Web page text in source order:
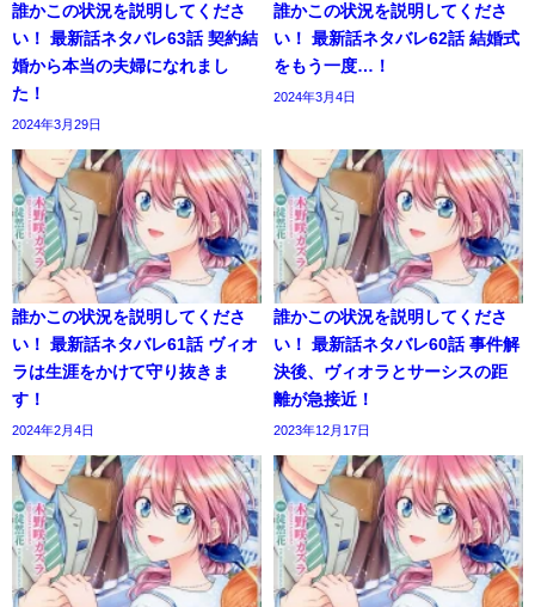
誰かこの状況を説明してくださ
い！ 最新話ネタバレ63話 契約結
婚から本当の夫婦になれまし
た！
2024年3月29日
誰かこの状況を説明してくださ
い！ 最新話ネタバレ62話 結婚式
をもう一度…！
2024年3月4日
誰かこの状況を説明してくださ
い！ 最新話ネタバレ61話 ヴィオ
ラは生涯をかけて守り抜きま
す！
2024年2月4日
誰かこの状況を説明してくださ
い！ 最新話ネタバレ60話 事件解
決後、ヴィオラとサーシスの距
離が急接近！
2023年12月17日